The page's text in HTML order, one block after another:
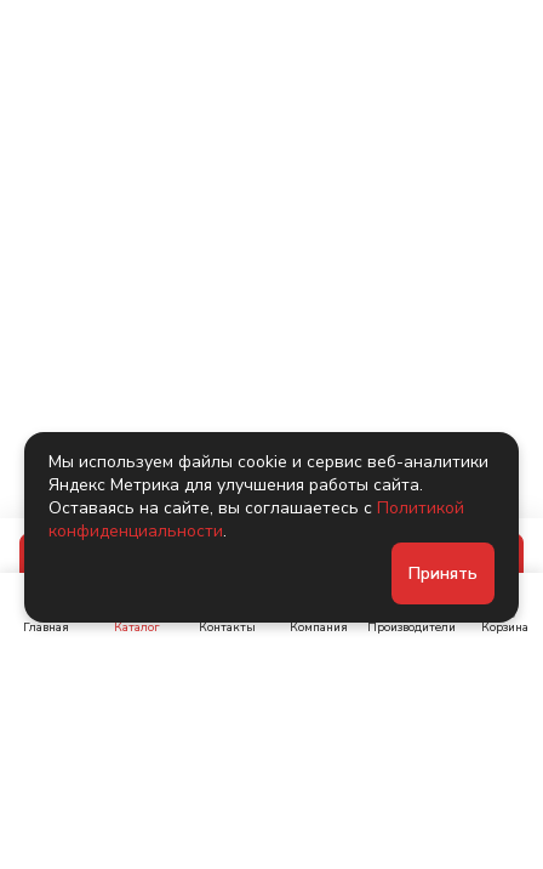
Главная Каталог Контакты Компания Производители Корзина
Мы используем файлы cookie и сервис веб-аналитики
Яндекс Метрика для улучшения работы сайта.
Оставаясь на сайте, вы соглашаетесь с Политикой
конфиденциальности.
Принять